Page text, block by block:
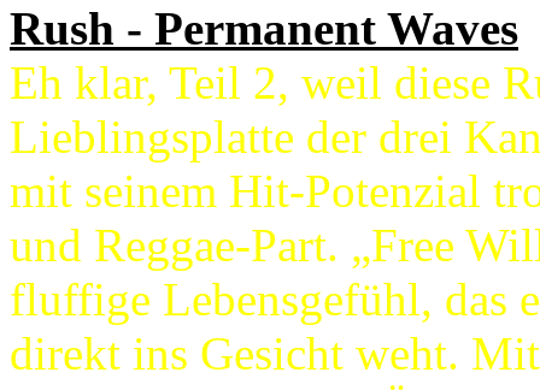
Rush - Permanent Waves
Eh klar, Teil 2, weil diese
Lieblingsplatte der drei
mit seinem Hit-Potenzial
und Reggae-Part. „Free
fluffige Lebensgefühl, das
direkt ins Gesicht weht.